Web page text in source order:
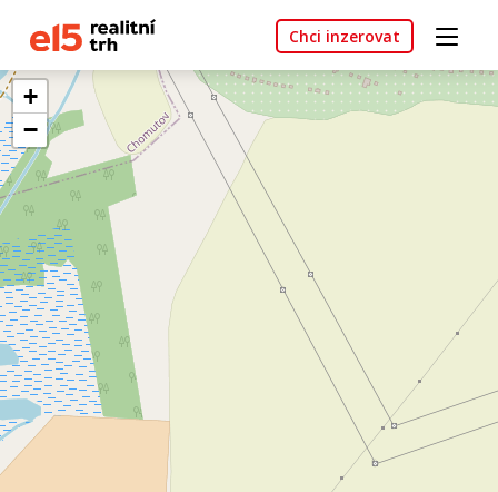
Chci inzerovat
+
−